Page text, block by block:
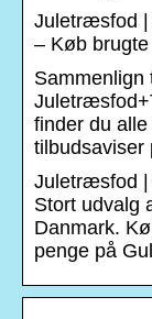
Juletræsfod |
– Køb
Sammenlign
finder du
Juletræsfod
Stort udvalg
Danmark.
penge på